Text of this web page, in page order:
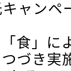
キャン
食」に
づき実